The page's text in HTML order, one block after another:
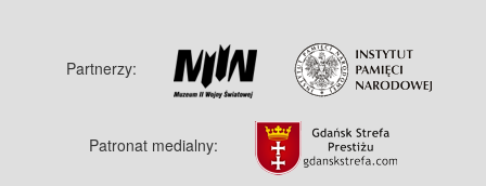
Partnerzy:
Patronat medialny: